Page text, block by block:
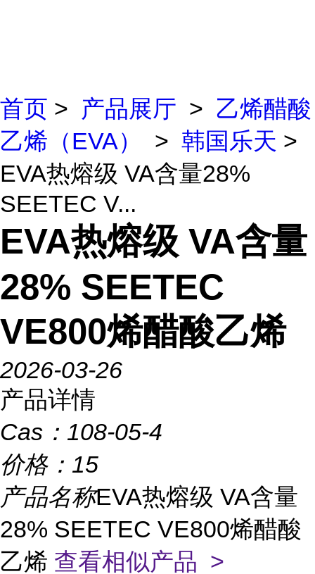
首页 > 产品展厅 > 乙烯醋酸
乙烯（EVA）
> 韩国乐天 >
EVA热熔级 VA含量28%
SEETEC V...
EVA热熔级 VA含量
28% SEETEC
VE800烯醋酸乙烯
2026-03-26
产品详情
Cas： 108-05-4
价格： 15
产品名称EVA热熔级 VA含量
28% SEETEC VE800烯醋酸
乙烯 查看相似产品 >